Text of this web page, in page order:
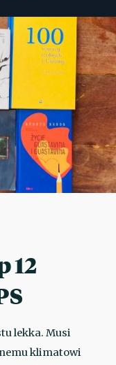
12
lekka. Musi
klimatowi